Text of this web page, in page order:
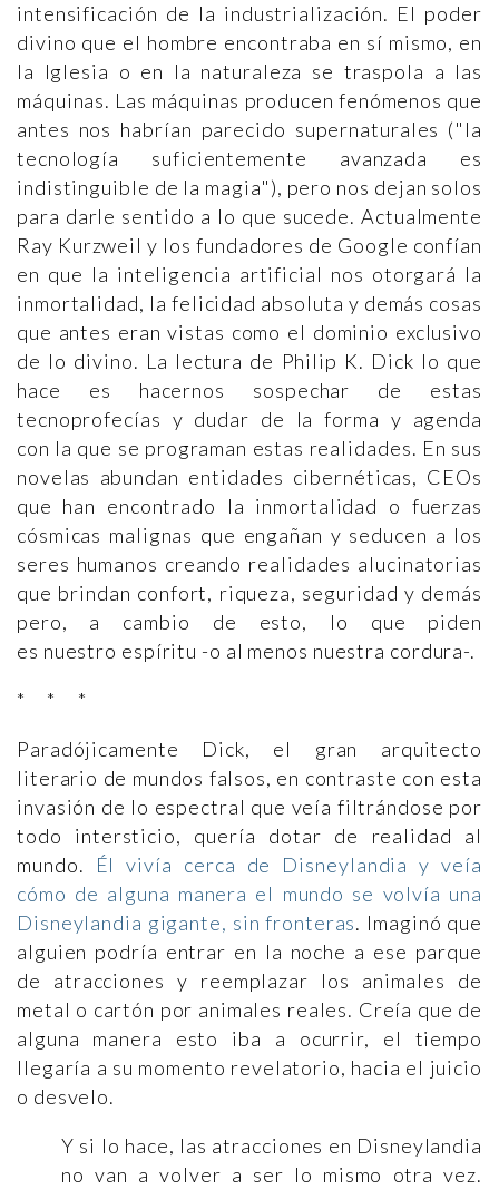
intensificación de la industrialización. El poder
divino que el hombre encontraba en sí mismo, en
la Iglesia o en la naturaleza se traspola a las
máquinas. Las máquinas producen fenómenos que
antes nos habrían parecido supernaturales ("la
tecnología suficientemente avanzada es
indistinguible de la magia"), pero nos dejan solos
para darle sentido a lo que sucede. Actualmente
Ray Kurzweil y los fundadores de Google confían
en que la inteligencia artificial nos otorgará la
inmortalidad, la felicidad absoluta y demás cosas
que antes eran vistas como el dominio exclusivo
de lo divino. La lectura de Philip K. Dick lo que
hace es hacernos sospechar de estas
tecnoprofecías y dudar de la forma y agenda
con la que se programan estas realidades. En sus
novelas abundan entidades cibernéticas, CEOs
que han encontrado la inmortalidad o fuerzas
cósmicas malignas que engañan y seducen a los
seres humanos creando realidades alucinatorias
que brindan confort, riqueza, seguridad y demás
pero, a cambio de esto, lo que piden
es nuestro espíritu -o al menos nuestra cordura-.
* * *
Paradójicamente Dick, el gran arquitecto
literario de mundos falsos, en contraste con esta
invasión de lo espectral que veía filtrándose por
todo intersticio, quería dotar de realidad al
mundo.
Él vivía cerca de Disneylandia y veía
cómo de alguna manera el mundo se volvía una
Disneylandia gigante, sin fronteras. Imaginó que
alguien podría entrar en la noche a ese parque
de atracciones y reemplazar los animales de
metal o cartón por animales reales. Creía que de
alguna manera esto iba a ocurrir, el tiempo
llegaría a su momento revelatorio, hacia el juicio
o desvelo.
Y si lo hace, las atracciones en Disneylandia
no van a volver a ser lo mismo otra vez.